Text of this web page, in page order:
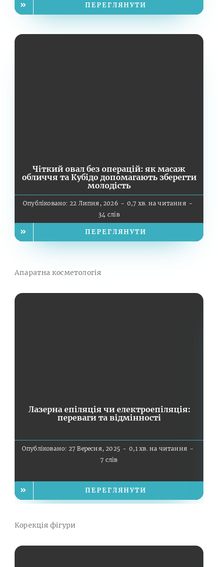
ПЕРЕГЛЯНУТИ
Чіткий овал без операцій: як масаж
обличчя та Кубідо допомагають зберегти
молодість
Опубліковано: 22 Липня, 2026 - 0,7 хв. на читання -
34 слів
ПЕРЕГЛЯНУТИ
Апаратна косметологія
Лазерна епіляція чи електроепіляція:
переваги та відмінності
Опубліковано: 27 Вересня, 2025 - 0,1 хв. на читання -
7 слів
ПЕРЕГЛЯНУТИ
Корекція фігури